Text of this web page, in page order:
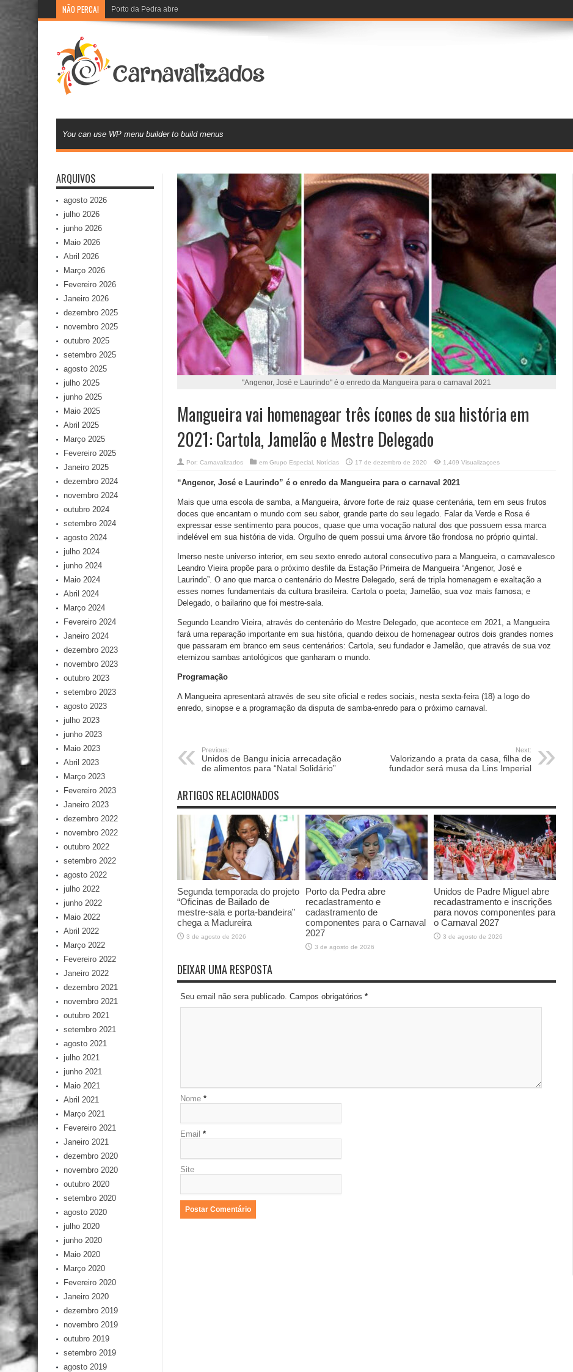
NÃO PERCA! Porto da Pedra abre recadastramento e cadastramento de compon
You can use WP menu builder to build menus
"Angenor, José e Laurindo" é o enredo da Mangueira para o carnaval 2021
Mangueira vai homenagear três ícones de sua história em
2021: Cartola, Jamelão e Mestre Delegado
Por: Carnavalizados em Grupo Especial Notícias 17 de dezembro de 2020 1,409 Visualizaçoes
“Angenor, José e Laurindo” é o enredo da Mangueira para o carnaval 2021
Mais que uma escola de samba, a Mangueira, árvore forte de raiz quase centenária, tem em seus frutos
doces que encantam o mundo com seu sabor, grande parte do seu legado. Falar da Verde e Rosa é
expressar esse sentimento para poucos, quase que uma vocação natural dos que possuem essa marca
indelével em sua história de vida. Orgulho de quem possui uma árvore tão frondosa no próprio quintal.
Imerso neste universo interior, em seu sexto enredo autoral consecutivo para a Mangueira, o carnavalesco
Leandro Vieira propõe para o próximo desfile da Estação Primeira de Mangueira “Angenor, José e
Laurindo”. O ano que marca o centenário do Mestre Delegado, será de tripla homenagem e exaltação a
esses nomes fundamentais da cultura brasileira. Cartola o poeta; Jamelão, sua voz mais famosa; e
Delegado, o bailarino que foi mestre-sala.
Segundo Leandro Vieira, através do centenário do Mestre Delegado, que acontece em 2021, a Mangueira
fará uma reparação importante em sua história, quando deixou de homenagear outros dois grandes nomes
que passaram em branco em seus centenários: Cartola, seu fundador e Jamelão, que através de sua voz
eternizou sambas antológicos que ganharam o mundo.
Programação
A Mangueira apresentará através de seu site oficial e redes sociais, nesta sexta-feira (18) a logo do
enredo, sinopse e a programação da disputa de samba-enredo para o próximo carnaval.
Previous:
Unidos de Bangu inicia arrecadação
de alimentos para “Natal Solidário”
Next:
Valorizando a prata da casa, filha de
fundador será musa da Lins Imperial
ARTIGOS RELACIONADOS
Segunda temporada do projeto
“Oficinas de Bailado de
mestre-sala e porta-bandeira”
chega a Madureira
3 de agosto de 2026
Porto da Pedra abre
recadastramento e
cadastramento de
componentes para o Carnaval
2027
3 de agosto de 2026
Unidos de Padre Miguel abre
recadastramento e inscrições
para novos componentes para
o Carnaval 2027
3 de agosto de 2026
DEIXAR UMA RESPOSTA
Seu email não sera publicado. Campos obrigatórios *
Nome *
Email *
Site
ARQUIVOS
agosto 2026
julho 2026
junho 2026
Maio 2026
Abril 2026
Março 2026
Fevereiro 2026
Janeiro 2026
dezembro 2025
novembro 2025
outubro 2025
setembro 2025
agosto 2025
julho 2025
junho 2025
Maio 2025
Abril 2025
Março 2025
Fevereiro 2025
Janeiro 2025
dezembro 2024
novembro 2024
outubro 2024
setembro 2024
agosto 2024
julho 2024
junho 2024
Maio 2024
Abril 2024
Março 2024
Fevereiro 2024
Janeiro 2024
dezembro 2023
novembro 2023
outubro 2023
setembro 2023
agosto 2023
julho 2023
junho 2023
Maio 2023
Abril 2023
Março 2023
Fevereiro 2023
Janeiro 2023
dezembro 2022
novembro 2022
outubro 2022
setembro 2022
agosto 2022
julho 2022
junho 2022
Maio 2022
Abril 2022
Março 2022
Fevereiro 2022
Janeiro 2022
dezembro 2021
novembro 2021
outubro 2021
setembro 2021
agosto 2021
julho 2021
junho 2021
Maio 2021
Abril 2021
Março 2021
Fevereiro 2021
Janeiro 2021
dezembro 2020
novembro 2020
outubro 2020
setembro 2020
agosto 2020
julho 2020
junho 2020
Maio 2020
Março 2020
Fevereiro 2020
Janeiro 2020
dezembro 2019
novembro 2019
outubro 2019
setembro 2019
agosto 2019